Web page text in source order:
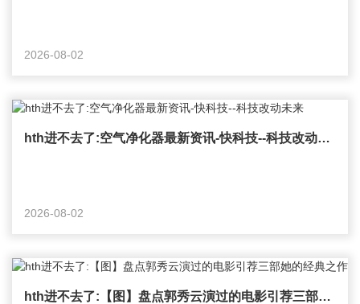
2026-08-02
hth进不去了:空气净化器最新资讯-快科技--科技改动未来
2026-08-02
hth进不去了:【图】盘点郭秀云演过的电影引荐三部她的经典之作